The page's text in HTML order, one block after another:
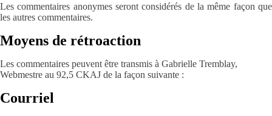
Les commentaires anonymes seront considérés de la même façon que
les autres commentaires.
Moyens de rétroaction
Les commentaires peuvent être transmis à Gabrielle Tremblay,
Webmestre au 92,5 CKAJ de la façon suivante :
Courriel